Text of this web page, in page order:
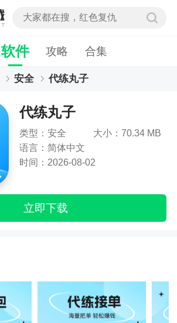
软件 攻略 合集
安全 代练丸子
代练丸子
类型：安全
大小：70.34 MB
语言：简体中文
时间：2026-08-02
立即下载